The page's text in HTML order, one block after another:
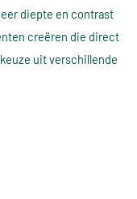
diepte en contrast
creëren die direct
uit verschillende